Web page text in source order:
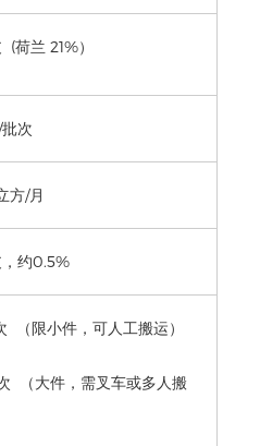
荷兰 21%）
次
方/月
约0.5%
（限小件，可人工搬运）
（大件，需叉车或多人搬